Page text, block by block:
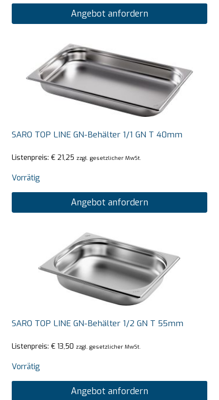
Angebot anfordern
SARO TOP LINE GN-Behälter 1/1 GN T 40mm
Listenpreis: € 21,25 zzgl. gesetzlicher MwSt.
Vorrätig
Angebot anfordern
SARO TOP LINE GN-Behälter 1/2 GN T 55mm
Listenpreis: € 13,50 zzgl. gesetzlicher MwSt.
Vorrätig
Angebot anfordern